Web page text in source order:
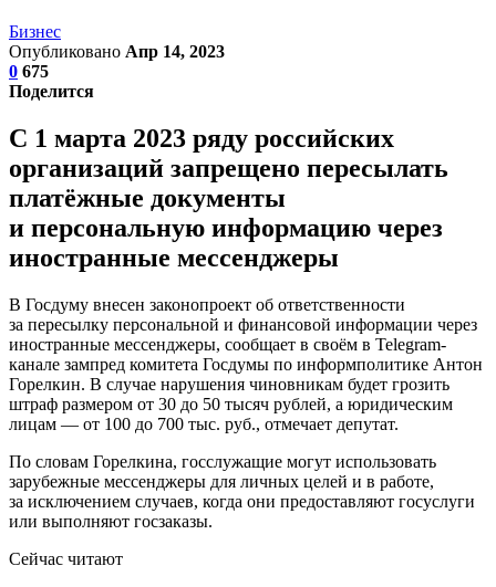
Бизнес
Опубликовано Апр 14, 2023
0 675
Поделится
С 1 марта 2023 ряду российских
организаций запрещено пересылать
платёжные документы
и персональную информацию через
иностранные мессенджеры
В Госдуму внесен законопроект об ответственности
за пересылку персональной и финансовой информации через
иностранные мессенджеры, сообщает в своём в Telegram-
канале зампред комитета Госдумы по информполитике Антон
Горелкин. В случае нарушения чиновникам будет грозить
штраф размером от 30 до 50 тысяч рублей, а юридическим
лицам — от 100 до 700 тыс. руб., отмечает депутат.
По словам Горелкина, госслужащие могут использовать
зарубежные мессенджеры для личных целей и в работе,
за исключением случаев, когда они предоставляют госуслуги
или выполняют госзаказы.
Сейчас читают